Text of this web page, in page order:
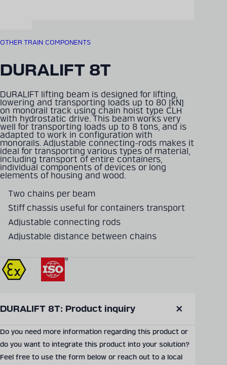
OTHER TRAIN COMPONENTS
DURALIFT 8T
DURALIFT lifting beam is designed for lifting,
lowering and transporting loads up to 80 [kN]
on monorail track using chain hoist type CLH
with hydrostatic drive. This beam works very
well for transporting loads up to 8 tons, and is
adapted to work in configuration with
monorails. Adjustable connecting-rods makes it
ideal for transporting various types of material,
including transport of entire containers,
individual components of devices or long
elements of housing and wood.
Two chains per beam
Stiff chassis useful for containers transport
Adjustable connecting rods
Adjustable distance between chains
SEND PRODUCT INQUIRY
DURALIFT 8T: Product inquiry
Do you need more information regarding this product or
do you want to integrate this product into your solution?
Feel free to use the form below or reach out to a local
Technical information